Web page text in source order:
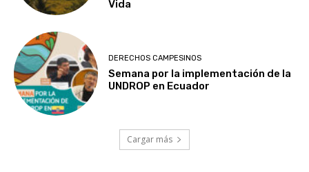
Vida
DERECHOS CAMPESINOS
Semana por la implementación de la
UNDROP en Ecuador
Cargar más